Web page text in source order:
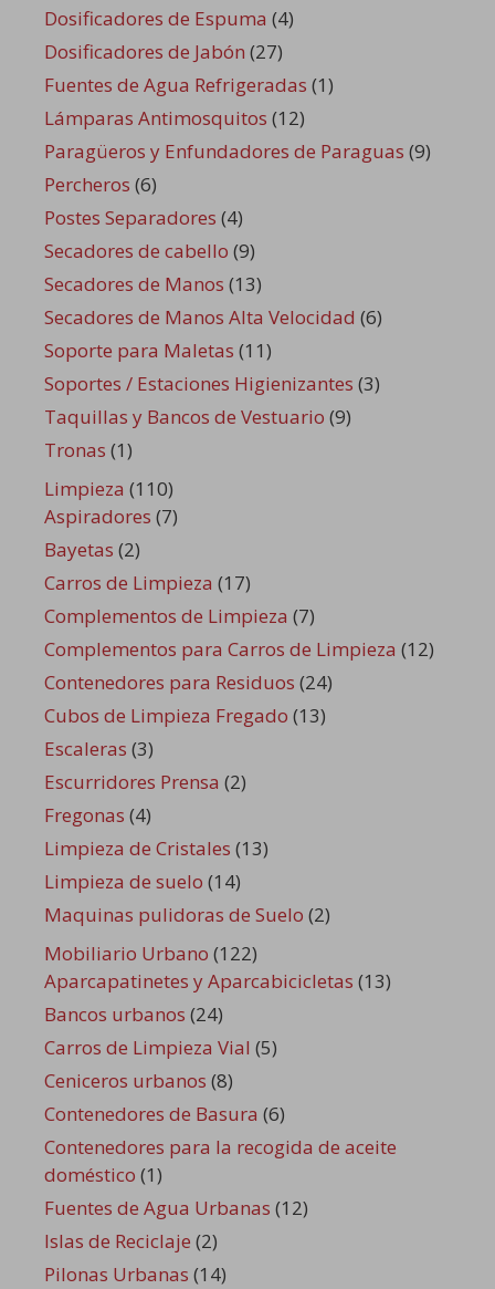
Dosificadores de Espuma (4)
Dosificadores de Jabón (27)
Fuentes de Agua Refrigeradas (1)
Lámparas Antimosquitos (12)
Paragüeros y Enfundadores de Paraguas (9)
Percheros (6)
Postes Separadores (4)
Secadores de cabello (9)
Secadores de Manos (13)
Secadores de Manos Alta Velocidad (6)
Soporte para Maletas (11)
Soportes / Estaciones Higienizantes (3)
Taquillas y Bancos de Vestuario (9)
Tronas (1)
Limpieza (110)
Aspiradores (7)
Bayetas (2)
Carros de Limpieza (17)
Complementos de Limpieza (7)
Complementos para Carros de Limpieza (12)
Contenedores para Residuos (24)
Cubos de Limpieza Fregado (13)
Escaleras (3)
Escurridores Prensa (2)
Fregonas (4)
Limpieza de Cristales (13)
Limpieza de suelo (14)
Maquinas pulidoras de Suelo (2)
Mobiliario Urbano (122)
Aparcapatinetes y Aparcabicicletas (13)
Bancos urbanos (24)
Carros de Limpieza Vial (5)
Ceniceros urbanos (8)
Contenedores de Basura (6)
Contenedores para la recogida de aceite
doméstico (1)
Fuentes de Agua Urbanas (12)
Islas de Reciclaje (2)
Pilonas Urbanas (14)